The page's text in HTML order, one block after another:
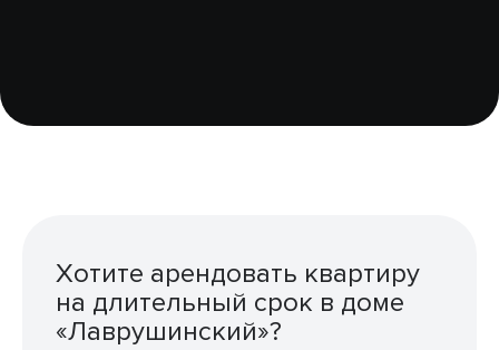
Хотите арендовать квартиру
на длительный срок в доме
«Лаврушинский»?